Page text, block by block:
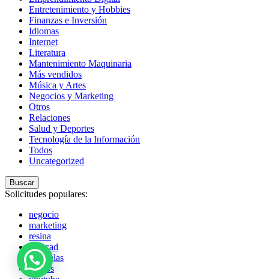
Entretenimiento y Hobbies
Finanzas e Inversión
Idiomas
Internet
Literatura
Mantenimiento Maquinaria
Más vendidos
Música y Artes
Negocios y Marketing
Otros
Relaciones
Salud y Deportes
Tecnología de la Información
Todos
Uncategorized
Buscar
Solicitudes populares:
negocio
marketing
resina
autocad
acuarelas
globos